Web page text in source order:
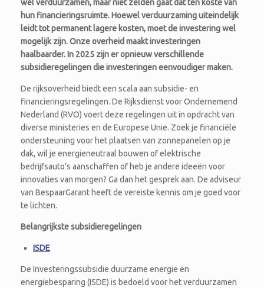
wel verduurzamen, maar niet zelden gaat dat ten koste van
hun financieringsruimte. Hoewel verduurzaming uiteindelijk
leidt tot permanent lagere kosten, moet de investering wel
mogelijk zijn. Onze overheid maakt investeringen
haalbaarder. In 2025 zijn er opnieuw verschillende
subsidieregelingen die investeringen eenvoudiger maken.
De rijksoverheid biedt een scala aan subsidie- en
financieringsregelingen. De Rijksdienst voor Ondernemend
Nederland (RVO) voert deze regelingen uit in opdracht van
diverse ministeries en de Europese Unie. Zoek je financiële
ondersteuning voor het plaatsen van zonnepanelen op je
dak, wil je energieneutraal bouwen of elektrische
bedrijfsauto’s aanschaffen of heb je andere ideeën voor
innovaties van morgen? Ga dan het gesprek aan. De adviseur
van BespaarGarant heeft de vereiste kennis om je goed voor
te lichten.
Belangrijkste subsidieregelingen
ISDE
De Investeringssubsidie duurzame energie en
energiebesparing (ISDE) is bedoeld voor het verduurzamen